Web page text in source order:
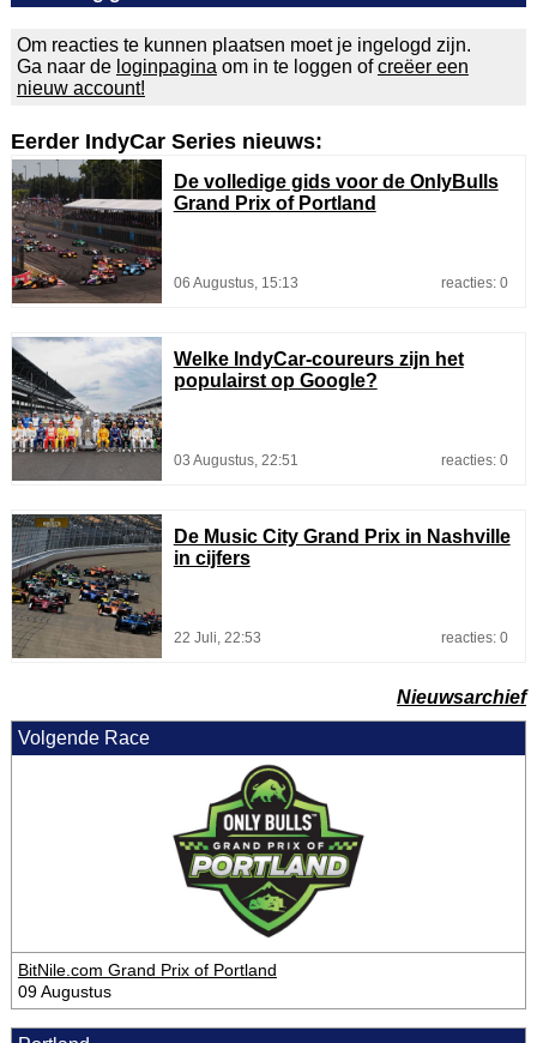
Om reacties te kunnen plaatsen moet je ingelogd zijn.
Ga naar de loginpagina om in te loggen ofcreëer een
nieuw account!
Eerder IndyCar Series nieuws:
De volledige gids voor de OnlyBulls
Grand Prix of Portland
06 Augustus, 15:13 reacties: 0
Welke IndyCar-coureurs zijn het
populairst op Google?
03 Augustus, 22:51 reacties: 0
De Music City Grand Prix in Nashville
in cijfers
22 Juli, 22:53 reacties: 0
Nieuwsarchief
Volgende Race
BitNile.com Grand Prix of Portland
09 Augustus